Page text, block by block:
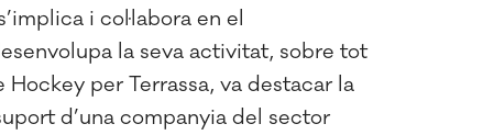
i col·labora en el
la seva activitat, sobre tot
per Terrassa, va destacar la
d’una companyia del sector